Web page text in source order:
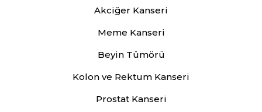
Akciğer Kanseri
Meme Kanseri
Beyin Tümörü
Kolon ve Rektum Kanseri
Prostat Kanseri